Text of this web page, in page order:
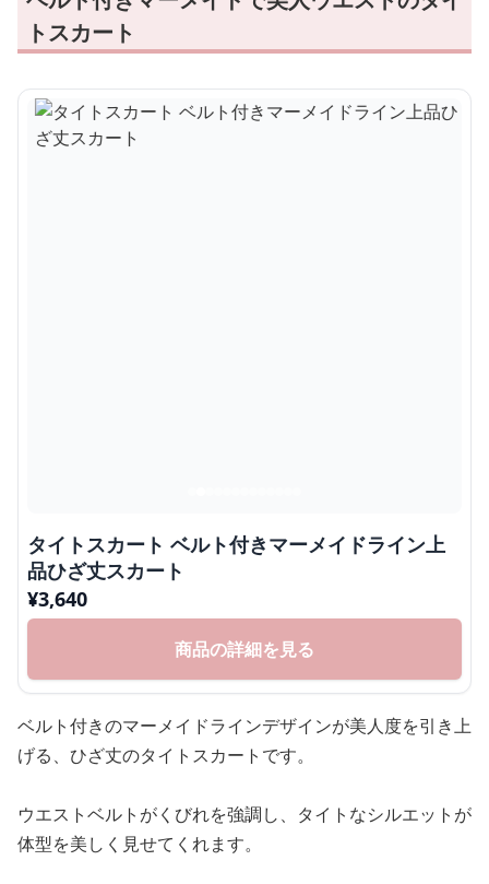
トスカート
タイトスカート ベルト付きマーメイドライン上
品ひざ丈スカート
¥3,640
商品の詳細を見る
ベルト付きのマーメイドラインデザインが美人度を引き上
げる、ひざ丈のタイトスカートです。
ウエストベルトがくびれを強調し、タイトなシルエットが
体型を美しく見せてくれます。